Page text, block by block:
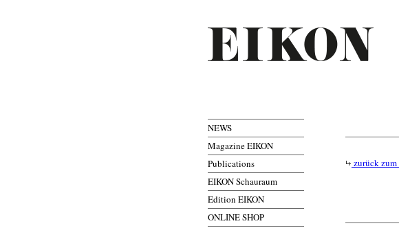
NEWS
Magazine EIKON
Publications
EIKON Schauraum
Edition EIKON
ONLINE SHOP
zurück zum